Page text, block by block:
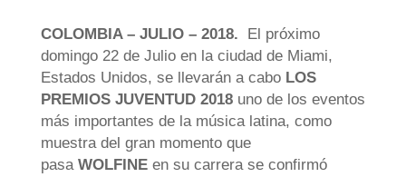
COLOMBIA – JULIO – 2018. El próximo
domingo 22 de Julio en la ciudad de Miami,
Estados Unidos, se llevarán a cabo LOS
PREMIOS JUVENTUD 2018uno de los eventos
más importantes de la música latina, como
muestra del gran momento que
pasa WOLFINEen su carrera se confirmó